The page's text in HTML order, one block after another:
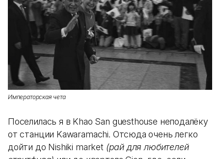
Императорская чета
Поселилась я в Khao San guesthouse неподалёку
от станции Kawaramachi. Отсюда очень легко
дойти до Nishiki market (рай для любителей